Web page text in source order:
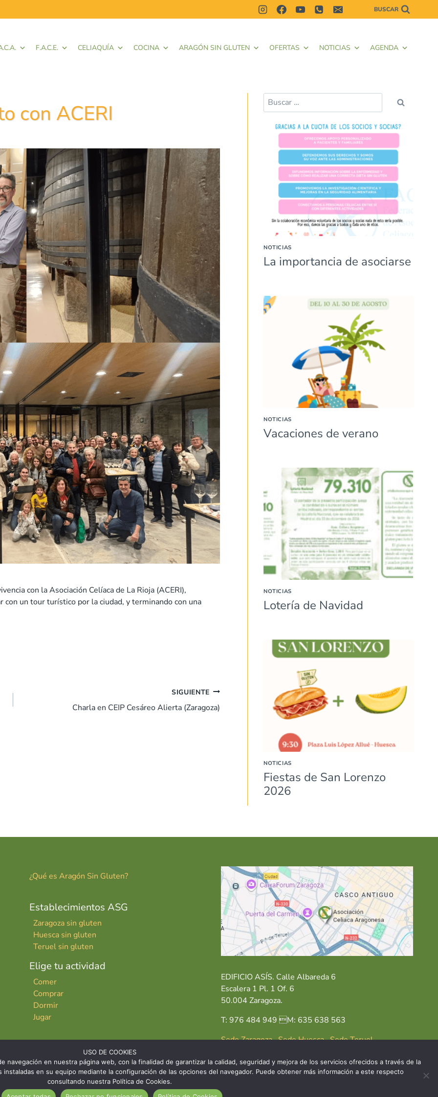
BUSCAR
F.A.C.E. CELIAQUÍA COCINA ARAGÓN SIN GLUTEN OFERTAS NOTICIAS AGENDA
con ACERI
con la Asociación Celíaca de La Rioja (ACERI),
con un tour turístico por la ciudad, y terminando con una
SIGUIENTE
Charla en CEIP Cesáreo Alierta (Zaragoza)
NOTICIAS
La importancia de asociarse
NOTICIAS
Vacaciones de verano
NOTICIAS
Lotería de Navidad
NOTICIAS
Fiestas de San Lorenzo
2026
¿Qué es Aragón Sin Gluten?
Establecimientos ASG
Zaragoza sin gluten
Huesca sin gluten
Teruel sin gluten
Elige tu actividad
Comer
Comprar
Dormir
Jugar
EDIFICIO ASÍS. Calle Albareda 6
Escalera 1 Pl. 1 Of. 6
50.004 Zaragoza.
T: 976 484 949 M: 635 638 563
Sede Zaragoza·Sede Huesca·Sede Teruel
USO DE COOKIES
navegación en nuestra página web, con la finalidad de garantizar la calidad, seguridad y mejora de los servicios ofrecidos a través de la
instaladas en su equipo mediante la configuración de las opciones del navegador. Puede obtener más información a este respecto
consultando nuestra Política de Cookies.